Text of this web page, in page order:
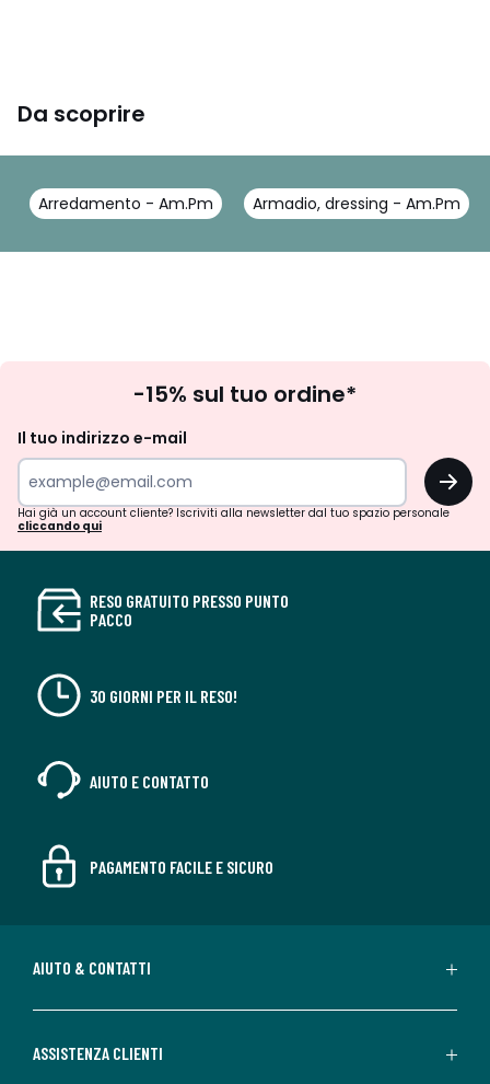
Da scoprire
Arredamento - Am.Pm Armadio, dressing - Am.Pm
newsletter
-15% sul tuo ordine*
Il tuo indirizzo e-mail
OK
Hai già un account cliente? Iscriviti alla newsletter dal tuo spazio personale
cliccando qui
RESO GRATUITO PRESSO PUNTO
PACCO
30 GIORNI PER IL RESO!
AIUTO E CONTATTO
PAGAMENTO FACILE E SICURO
AIUTO & CONTATTI
ASSISTENZA CLIENTI